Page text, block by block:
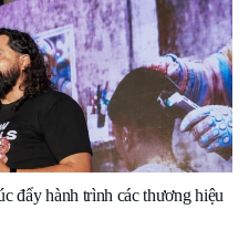
đẩy hành trình các thương hiệu